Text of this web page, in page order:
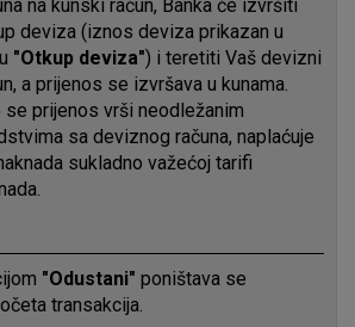
na kunski račun, Banka će izvršiti
deviza (iznos deviza prikazan u
"Otkup deviza") i teretiti Vaš devizni
a prijenos se izvršava u kunama.
se prijenos vrši neodležanim
sa deviznog računa, naplaćuje
sukladno važećoj tarifi
"Odustani" poništava se
transakcija.
upotrebu navedenih kolačića
kolačići - uvijek aktivni
za funkcioniranje internetske stranice i
u našim sustavima. Uobičajeno se
na vaše radnje koje uključuju zahtjev
su postavke kolačića. Svoj preglednik
blokira te kolačiće ili pošalje upozorenje
nikakve informacije koje bi vas mogle